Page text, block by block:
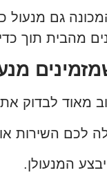
גם
מהבית תוך
מאוד לבדוק
לכם השירות
המנעולן.